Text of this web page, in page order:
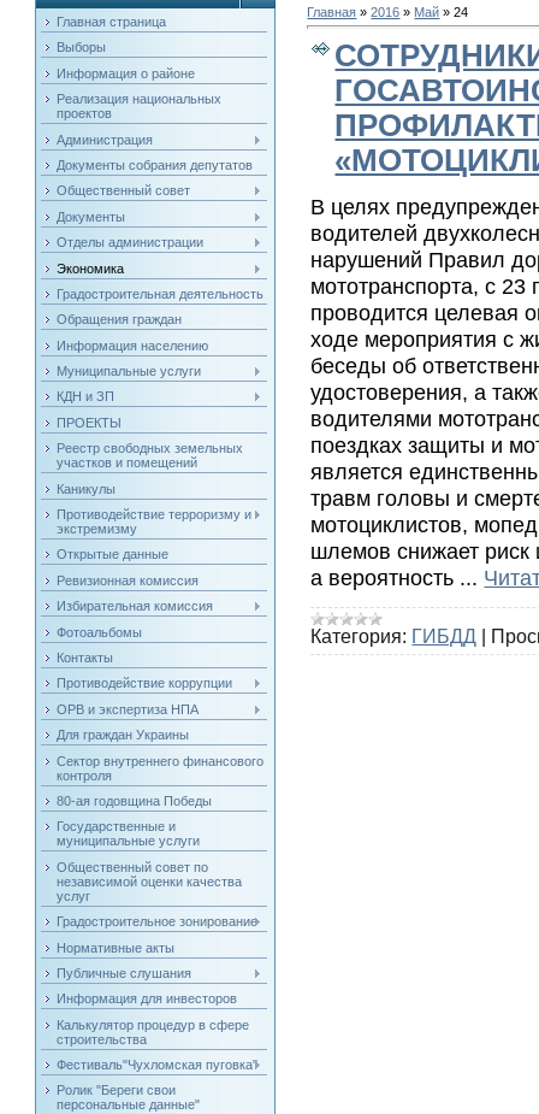
Главная страница
Выборы
Информация о районе
Реализация национальных
проектов
Администрация
Документы собрания депутатов
Общественный совет
Документы
Отделы администрации
Экономика
Градостроительная деятельность
Обращения граждан
Информация населению
Муниципальные услуги
КДН и ЗП
ПРОЕКТЫ
Реестр свободных земельных
участков и помещений
Каникулы
Противодействие терроризму и
экстремизму
Открытые данные
Ревизионная комиссия
Избирательная комиссия
Фотоальбомы
Контакты
Противодействие коррупции
ОРВ и экспертиза НПА
Для граждан Украины
Сектор внутреннего финансового
контроля
80-ая годовщина Победы
Государственные и
муниципальные услуги
Общественный совет по
независимой оценки качества
услуг
Градостроительное зонирование
Нормативные акты
Публичные слушания
Информация для инвесторов
Калькулятор процедур в сфере
строительства
Фестиваль"Чухломская пуговка"
Ролик "Береги свои
персональные данные"
Главная »2016 » Май » 24
В целях
водителей
нарушений Правил
мототранспорта, с 23
проводится целевая
ходе мероприятия с
беседы об
удостоверения, а
водителями
поездках защиты и
является
травм головы и
мотоциклистов,
шлемов снижает риск
а вероятность ...
Категория: ГИБДД